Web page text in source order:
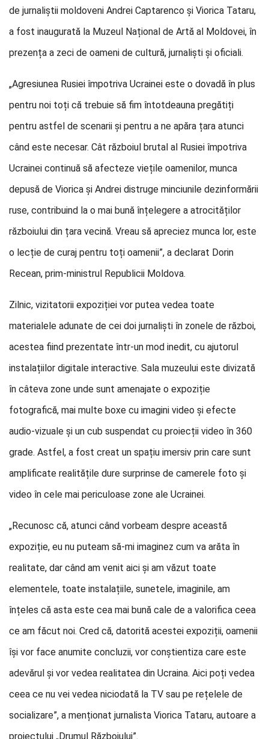
de jurnaliștii moldoveni Andrei Captarenco și Viorica Tataru,
a fost inaugurată la Muzeul Național de Artă al Moldovei, în
prezența a zeci de oameni de cultură, jurnaliști și oficiali.
„Agresiunea Rusiei împotriva Ucrainei este o dovadă în plus
pentru noi toți că trebuie să fim întotdeauna pregătiți
pentru astfel de scenarii și pentru a ne apăra țara atunci
când este necesar. Cât războiul brutal al Rusiei împotriva
Ucrainei continuă să afecteze viețile oamenilor, munca
depusă de Viorica și Andrei distruge minciunile dezinformării
ruse, contribuind la o mai bună înțelegere a atrocităților
războiului din țara vecină. Vreau să apreciez munca lor, este
o lecție de curaj pentru toți oamenii”, a declarat Dorin
Recean, prim-ministrul Republicii Moldova.
Zilnic, vizitatorii expoziției vor putea vedea toate
materialele adunate de cei doi jurnaliști în zonele de război,
acestea fiind prezentate într-un mod inedit, cu ajutorul
instalațiilor digitale interactive. Sala muzeului este divizată
în câteva zone unde sunt amenajate o expoziție
fotografică, mai multe boxe cu imagini video și efecte
audio-vizuale și un cub suspendat cu proiecții video în 360
grade. Astfel, a fost creat un spațiu imersiv prin care sunt
amplificate realitățile dure surprinse de camerele foto și
video în cele mai periculoase zone ale Ucrainei.
„Recunosc că, atunci când vorbeam despre această
expoziție, eu nu puteam să-mi imaginez cum va arăta în
realitate, dar când am venit aici și am văzut toate
elementele, toate instalațiile, sunetele, imaginile, am
înțeles că asta este cea mai bună cale de a valorifica ceea
ce am făcut noi. Cred că, datorită acestei expoziții, oamenii
își vor face anumite concluzii, vor conștientiza care este
adevărul și vor vedea realitatea din Ucraina. Aici poți vedea
ceea ce nu vei vedea niciodată la TV sau pe rețelele de
socializare”, a menționat jurnalista Viorica Tataru, autoare a
proiectului „Drumul Războiului”.